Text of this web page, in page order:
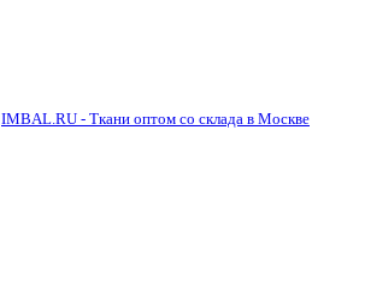
IMBAL.RU - Ткани оптом со склада в Москве